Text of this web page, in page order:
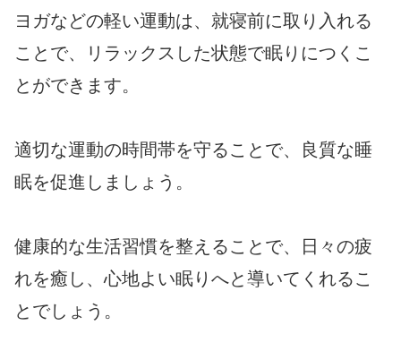
ヨガなどの軽い運動は、就寝前に取り入れる
ことで、リラックスした状態で眠りにつくこ
とができます。
適切な運動の時間帯を守ることで、良質な睡
眠を促進しましょう。
健康的な生活習慣を整えることで、日々の疲
れを癒し、心地よい眠りへと導いてくれるこ
とでしょう。